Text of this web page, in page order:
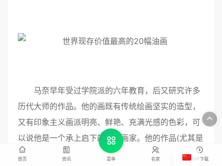
马奈早年受过学院派的六年教育，后又研究许多
历代大师的作品。他的画既有传统绘画坚实的造型，
又有印象主义画派明亮、鲜艳、充满光感的色彩，可
以说他是一个承上启下的重要画家。他的作品(尤其是
肖像画)很自然地反映出了人物的性格和心理。《吹笛
首页 资讯 菜单 名家 APP下载